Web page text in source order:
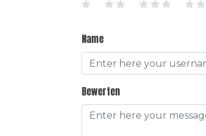
Name
Bewerten